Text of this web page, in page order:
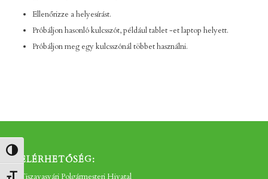
Nagy kontraszt váltása
Ellenőrizze a helyesírást.
Próbáljon hasonló kulcsszót, például tablet -et laptop helyett.
Próbáljon meg egy kulcsszónál többet használni.
ELÉRHETŐSÉG: